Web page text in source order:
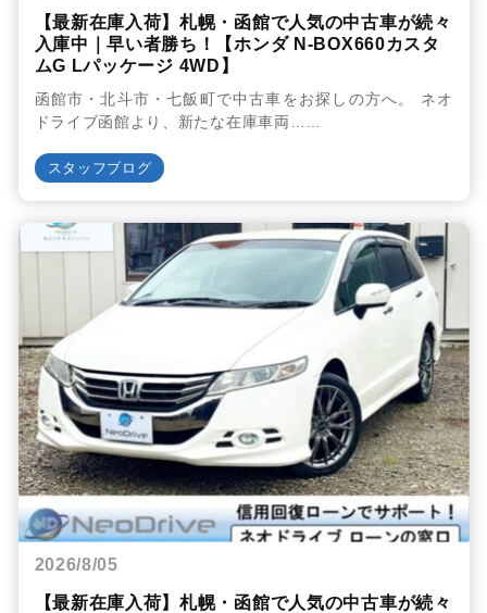
【最新在庫入荷】札幌・函館で人気の中古車が続々
入庫中｜早い者勝ち！【ホンダ N-BOX660カスタ
ムG Lパッケージ 4WD】
函館市・北斗市・七飯町で中古車をお探しの方へ。 ネオ
ドライブ函館より、新たな在庫車両……
スタッフブログ
2026/8/05
【最新在庫入荷】札幌・函館で人気の中古車が続々